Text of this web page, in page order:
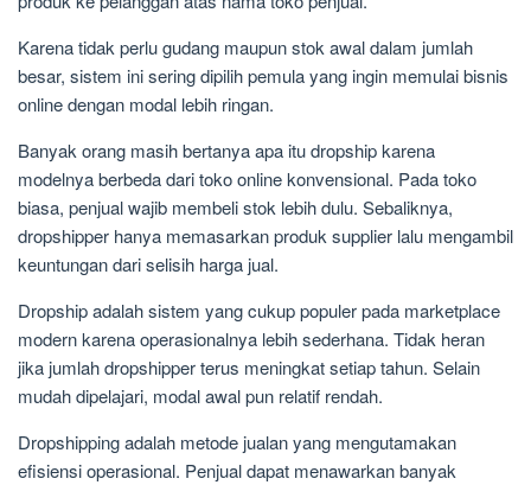
Karena tidak perlu gudang maupun stok awal dalam jumlah
besar, sistem ini sering dipilih pemula yang ingin memulai bisnis
online dengan modal lebih ringan.
Banyak orang masih bertanya apa itu dropship karena
modelnya berbeda dari toko online konvensional. Pada toko
biasa, penjual wajib membeli stok lebih dulu. Sebaliknya,
dropshipper hanya memasarkan produk supplier lalu mengambil
keuntungan dari selisih harga jual.
Dropship adalah sistem yang cukup populer pada marketplace
modern karena operasionalnya lebih sederhana. Tidak heran
jika jumlah dropshipper terus meningkat setiap tahun. Selain
mudah dipelajari, modal awal pun relatif rendah.
Dropshipping adalah metode jualan yang mengutamakan
efisiensi operasional. Penjual dapat menawarkan banyak